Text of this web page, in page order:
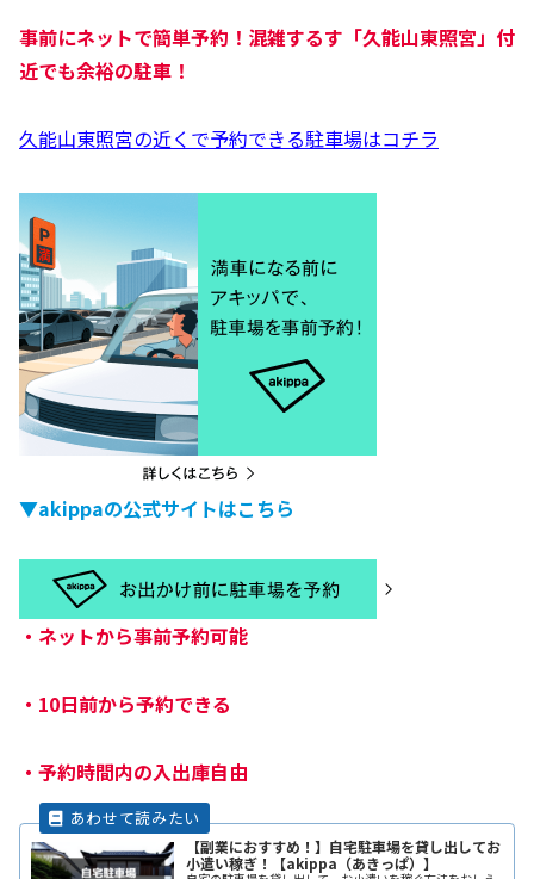
事前にネットで簡単予約！混雑するす「久能山東照宮」付
近でも余裕の駐車！
久能山東照宮の近くで予約できる駐車場はコチラ
▼akippaの公式サイトはこちら
・ ネットから事前予約可能
・ 10日前から予約できる
・ 予約時間内の入出庫自由
【副業におすすめ！】自宅駐車場を貸し出してお
小遣い稼ぎ！【akippa（あきっぱ）】